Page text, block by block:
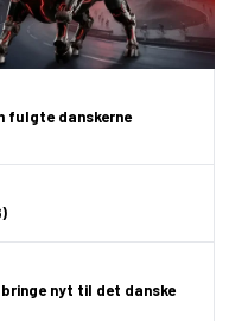
fulgte danskerne
nyt til det danske